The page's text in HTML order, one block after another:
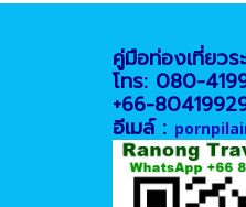
คู่มือท่องเที่ยวร
โทร: 080-
+66-
อีเมล์ :